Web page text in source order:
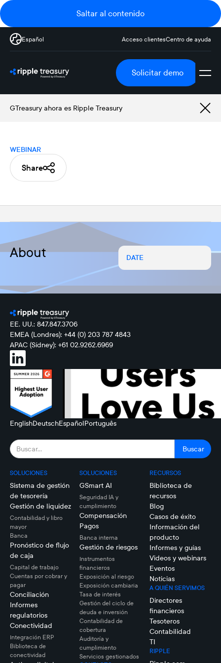
Saltar al contenido
Español Acceso clientesCentro de ayuda
Solicitar demo
GTreasury ahora es Ripple Treasury
WEBINAR
Share
About DATE
EE. UU.: 847.847.3706
EMEA (Londres): +44 (0) 203 787 4843
APAC (Sídney): +61 02.9262.6969
EnglishDeutschEspañolPortuguês
SOLUCIONES
Sistema de gestión
de tesorería
Gestión de liquidez
Contabilidad y libro
mayor
Banca
Pronóstico de flujo
de caja
Capital de trabajo
Cuentas por cobrar y
pagar
Conciliación
Informes
regulatorios
Conectividad
Integración ERP
Biblioteca de
conectividad
SOLUCIONES
GSmart AI
Seguridad IA y
cumplimiento
Compensación
Pagos
Banca interna
Gestión de riesgos
Instrumentos
financieros
Exposición al riesgo
Exposición cambiaria
Tasa de interés
Gestión del ciclo de
deuda e inversión
Contabilidad de
cobertura
Auditoría y
cumplimiento
Servicios gestionados
RECURSOS
Biblioteca de
recursos
Blog
Casos de éxito
Información del
producto
Informes y guías
Videos y webinars
Eventos
Noticias
A QUIÉN SERVIMOS
Directores
financieros
Tesoteros
Contabilidad
TI
RIPPLE